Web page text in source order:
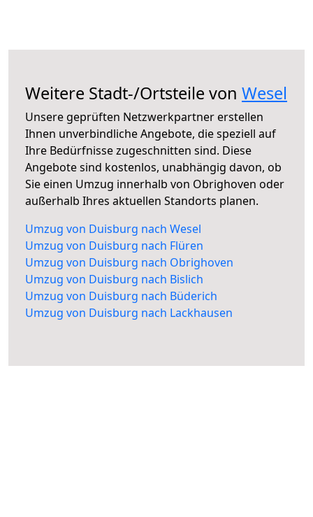
Weitere Stadt-/Ortsteile von Wesel
Unsere geprüften Netzwerkpartner erstellen
Ihnen unverbindliche Angebote, die speziell auf
Ihre Bedürfnisse zugeschnitten sind. Diese
Angebote sind kostenlos, unabhängig davon, ob
Sie einen Umzug innerhalb von Obrighoven oder
außerhalb Ihres aktuellen Standorts planen.
Umzug von Duisburg nach Wesel
Umzug von Duisburg nach Flüren
Umzug von Duisburg nach Obrighoven
Umzug von Duisburg nach Bislich
Umzug von Duisburg nach Büderich
Umzug von Duisburg nach Lackhausen